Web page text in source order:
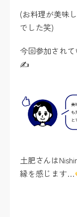
(お料理が美味
でした笑)
今回参加され
✍️
土肥さんは
縁を感じます…